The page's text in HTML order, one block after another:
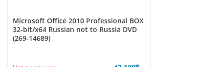
Microsoft Office 2010 Professional BOX
32-bit/x64 Russian not to Russia DVD
(269-14689)